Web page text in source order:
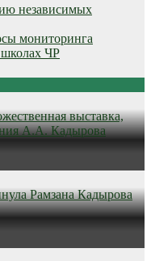
независимых
мониторинга
школах ЧР
выставка,
А.А. Кадырова
Рамзана Кадырова